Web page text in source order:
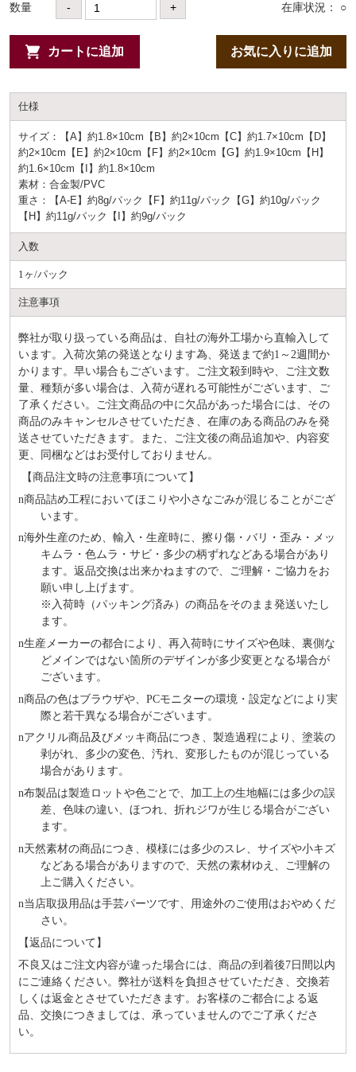
数量 - + 在庫状況： ○
カートに追加 お気に入りに追加
仕様
サイズ：【A】約1.8×10cm【B】約2×10cm【C】約1.7×10cm【D】
約2×10cm【E】約2×10cm【F】約2×10cm【G】約1.9×10cm【H】
約1.6×10cm【I】約1.8×10cm
素材：合金製/PVC
重さ：【A-E】約8g/パック【F】約11g/パック【G】約10g/パック
【H】約11g/パック【I】約9g/パック
入数
1ヶ/パック
注意事項
弊社が取り扱っている商品は、自社の海外工場から直輸入して
います。入荷次第の発送となります為、発送まで約1～2週間か
かります。早い場合もございます。ご注文殺到時や、ご注文数
量、種類が多い場合は、入荷が遅れる可能性がございます、ご
了承ください。ご注文商品の中に欠品があった場合には、その
商品のみキャンセルさせていただき、在庫のある商品のみを発
送させていただきます。また、ご注文後の商品追加や、内容変
更、同梱などはお受付しておりません。
【商品注文時の注意事項について】
n商品詰め⼯程においてほこりや⼩さなごみが混じることがござ
います。
n海外⽣産のため、輸⼊・⽣産時に、擦り傷・バリ・歪み・メッ
キムラ・色ムラ・サビ・多少の柄ずれなどある場合があり
ます。返品交換は出来かねますので、ご理解・ご協⼒をお
願い申し上げます。
※⼊荷時（パッキング済み）の商品をそのまま発送いたし
ます。
n⽣産メーカーの都合により、再⼊荷時にサイズや⾊味、裏側な
どメインではない箇所のデザインが多少変更となる場合が
ございます。
n商品の⾊はブラウザや、PCモニターの環境・設定などにより実
際と若⼲異なる場合がございます。
nアクリル商品及びメッキ商品につき、製造過程により、塗装の
剥がれ、多少の変色、汚れ、変形したものが混じっている
場合があります。
n布製品は製造ロットや色ごとで、加工上の生地幅には多少の誤
差、色味の違い、ほつれ、折れジワが生じる場合がござい
ます。
n天然素材の商品につき、模様には多少のスレ、サイズや小キズ
などある場合がありますので、天然の素材ゆえ、ご理解の
上ご購入ください。
n当店取扱用品は⼿芸パーツです、⽤途外のご使⽤はおやめくだ
さい。
【返品について】
不良又はご注文内容が違った場合には、商品の到着後7日間以内
にご連絡ください。弊社が送料を負担させていただき、交換若
しくは返金とさせていただきます。お客様のご都合による返
品、交換につきましては、承っていませんのでご了承くださ
い。